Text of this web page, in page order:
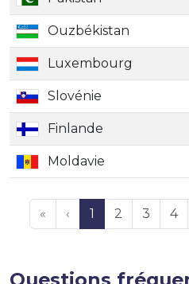
Ouzbékistan
Luxembourg
Slovénie
Finlande
Moldavie
« ‹ 1 2 3 4